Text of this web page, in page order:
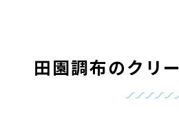
田園調布のクリ